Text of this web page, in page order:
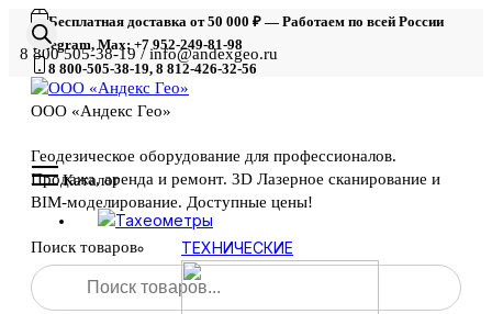
Бесплатная доставка от 50 000 ₽ — Работаем по всей России
Telegram, Max: +7 952-249-81-98
8 800-505-38-19, 8 812-426-32-56
8 800 505-38-19 / info@andexgeo.ru
ООО «Андекс Гео»
Геодезическое оборудование для профессионалов.
Продажа, аренда и ремонт. 3D Лазерное сканирование и
BIM-моделирование. Доступные цены!
Поиск товаров
Каталог
Тахеометры
ТЕХНИЧЕСКИЕ